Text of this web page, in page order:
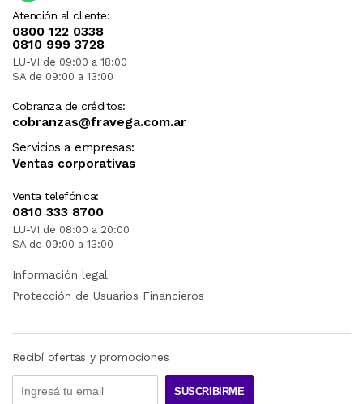
Atención al cliente:
0800 122 0338
0810 999 3728
LU-VI de 09:00 a 18:00
SA de 09:00 a 13:00
Cobranza de créditos:
cobranzas@fravega.com.ar
Servicios a empresas:
Ventas corporativas
Venta telefónica:
0810 333 8700
LU-VI de 08:00 a 20:00
SA de 09:00 a 13:00
Información legal
Protección de Usuarios Financieros
Recibí ofertas y promociones
SUSCRIBIRME